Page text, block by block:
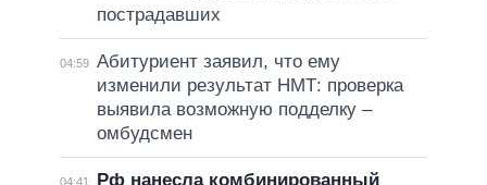
пострадавших
04:59 Абитуриент заявил, что ему
изменили результат НМТ: проверка
выявила возможную подделку –
омбудсмен
04:41
Рф нанесла комбинированный